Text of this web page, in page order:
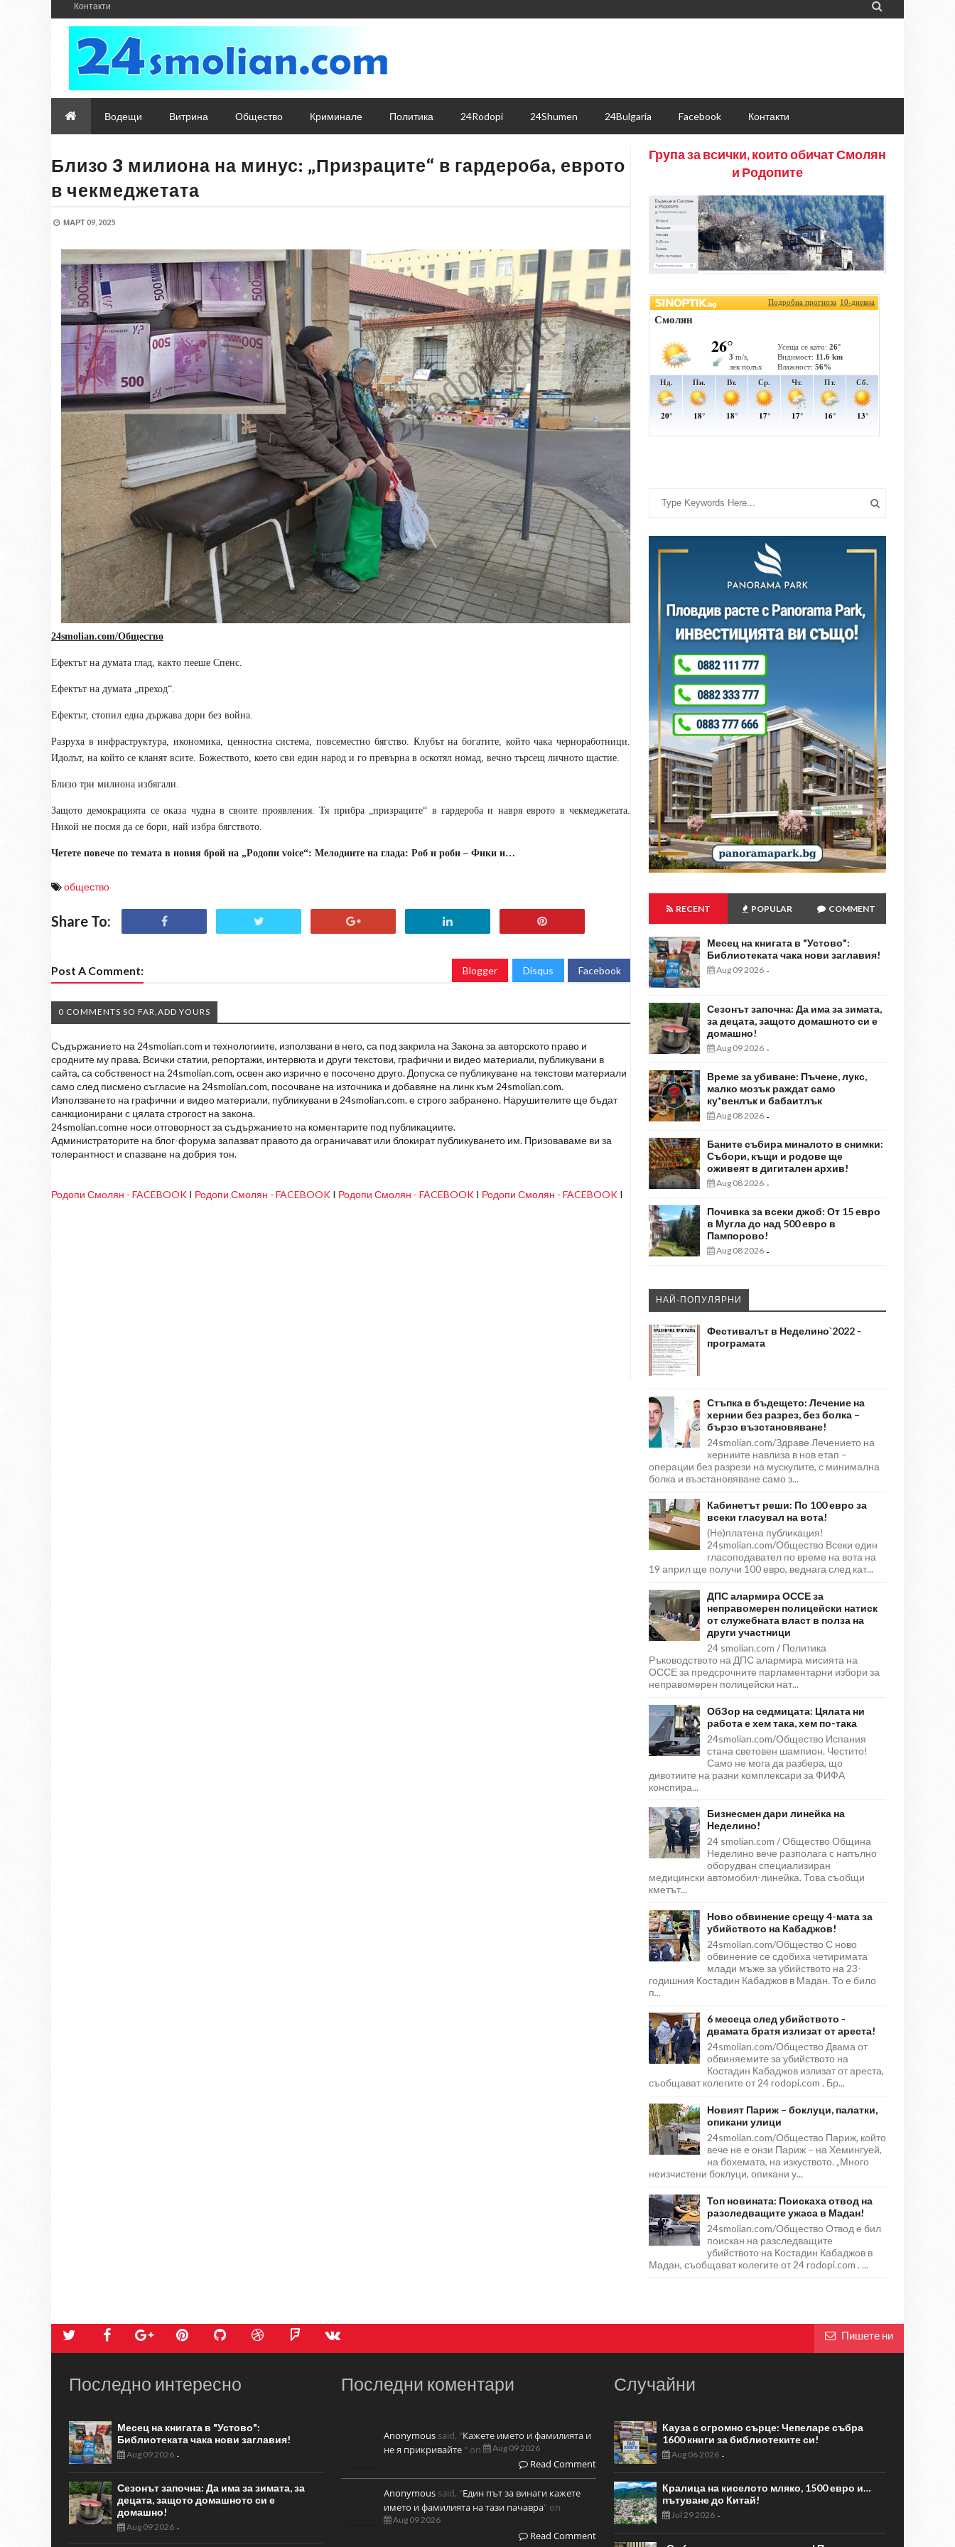
Контакти 
Водещи Витрина Общество Криминале Политика 24Rodopi 24Shumen 24Bulgaria Facebook Контакти
Близо 3 милиона на минус: „Призраците“ в гардероба, еврото
в чекмеджетата
МАРТ 09, 2025
24smolian.com/Общество
Ефектът на думата глад, както пееше Спенс.
Ефектът на думата „преход“.
Ефектът, стопил една държава дори без война.
Разруха в инфраструктура, икономика, ценностна система, повсеместно бягство. Клубът на богатите, който чака черноработници.
Идолът, на който се кланят всите. Божеството, което сви един народ и го превърна в оскотял номад, вечно търсещ личното щастие.
Близо три милиона избягали.
Защото демокрацията се оказа чудна в своите проявления. Тя прибра „призраците“ в гардероба и навря еврото в чекмеджетата.
Никой не посмя да се бори, най избра бягството.
Четете повече по темата в новия брой на „Родопи voice“: Мелодиите на глада: Роб и роби – Фики и…
общество
Share To:
Post A Comment: Blogger Disqus Facebook
0 COMMENTS SO FAR,ADD YOURS
Съдържанието на 24smolian.com и технологиите, използвани в него, са под закрила на Закона за авторското право и
сродните му права. Всички статии, репортажи, интервюта и други текстови, графични и видео материали, публикувани в
сайта, са собственост на 24smolian.com, освен ако изрично е посочено друго. Допуска се публикуване на текстови материали
само след писмено съгласие на 24smolian.com, посочване на източника и добавяне на линк към 24smolian.com.
Използването на графични и видео материали, публикувани в 24smolian.com. е строго забранено. Нарушителите ще бъдат
санкционирани с цялата строгост на закона.
24smolian.comне носи отговорност за съдържанието на коментарите под публикациите.
Администраторите на блог-форума запазват правото да ограничават или блокират публикуването им. Призоваваме ви за
толерантност и спазване на добрия тон.
Родопи Смолян - FACEBOOK I Родопи Смолян - FACEBOOK I Родопи Смолян - FACEBOOK I Родопи Смолян - FACEBOOK I
Група за всички, които обичат Смолян
и Родопите
RECENT POPULAR COMMENT
Месец на книгата в "Устово":
Библиотеката чака нови заглавия!
Aug 09 2026 -
Сезонът започна: Да има за зимата,
за децата, защото домашното си е
домашно!
Aug 09 2026 -
Време за убиване: Пъчене, лукс,
малко мозък раждат само
ку*венлък и бабаитлък
Aug 08 2026 -
Баните събира миналото в снимки:
Събори, къщи и родове ще
оживеят в дигитален архив!
Aug 08 2026 -
Почивка за всеки джоб: От 15 евро
в Мугла до над 500 евро в
Пампорово!
Aug 08 2026 -
НАЙ-ПОПУЛЯРНИ
Фестивалът в Неделино`2022 -
програмата
Стъпка в бъдещето: Лечение на
хернии без разрез, без болка –
бързо възстановяване!
24smolian.com/Здраве Лечението на
херниите навлиза в нов етап –
операции без разрези на мускулите, с минимална
болка и възстановяване само з...
Кабинетът реши: По 100 евро за
всеки гласувал на вота!
(Не)платена публикация!
24smolian.com/Общество Всеки един
гласоподавател по време на вота на
19 април ще получи 100 евро, веднага след кат...
ДПС алармира ОССЕ за
неправомерен полицейски натиск
от служебната власт в полза на
други участници
24 smolian.com / Политика
Ръководството на ДПС алармира мисията на
ОССЕ за предсрочните парламентарни избори за
неправомерен полицейски нат...
ОбЗор на седмицата: Цялата ни
работа е хем така, хем по-така
24smolian.com/Общество Испания
стана световен шампион. Честито!
Само не мога да разбера, що
дивотиите на разни комплексари за ФИФА
конспира...
Бизнесмен дари линейка на
Неделино!
24 smolian.com / Общество Община
Неделино вече разполага с напълно
оборудван специализиран
медицински автомобил-линейка. Това съобщи
кметът...
Ново обвинение срещу 4-мата за
убийството на Кабаджов!
24smolian.com/Общество С ново
обвинение се сдобиха четиримата
млади мъже за убийството на 23-
годишния Костадин Кабаджов в Мадан. То е било
п...
6 месеца след убийството -
двамата братя излизат от ареста!
24smolian.com/Общество Двама от
обвиняемите за убийството на
Костадин Кабаджов излизат от ареста,
съобщават колегите от 24 rodopi.com . Бр...
Новият Париж – боклуци, палатки,
опикани улици
24smolian.com/Общество Париж, който
вече не е онзи Париж – на Хемингуей,
на бохемата, на изкуството. „Много
неизчистени боклуци, опикани у...
Топ новината: Поискаха отвод на
разследващите ужаса в Мадан!
24smolian.com/Общество Отвод е бил
поискан на разследващите
убийството на Костадин Кабаджов в
Мадан, съобщават колегите от 24 rodopi.com . ...
Пишете ни
Последно интересно
Месец на книгата в "Устово":
Библиотеката чака нови заглавия!
Aug 09 2026 -
Сезонът започна: Да има за зимата, за
децата, защото домашното си е
домашно!
Aug 09 2026 -
Последни коментари
Anonymous said, "Кажете името и фамилията и
не я прикривайте " on Aug 09 2026
Read Comment
Anonymous said, "Един път за винаги кажете
името и фамилията на тази пачавра" on
Aug 09 2026
Read Comment
Случайни
Кауза с огромно сърце: Чепеларе събра
1600 книги за библиотеките си!
Aug 06 2026-
Кралица на киселото мляко, 1500 евро и…
пътуване до Китай!
Jul 29 2026-